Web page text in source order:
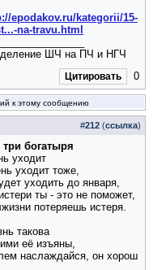
epodakov.ru/kategorii/15-
na-travu.html
ШЧ на ПЧ и НГЧ
Цитировать 0
к этому сообщению
#212 (ссылка)
три богатыря
уходит
уходит тоже,
уходить до января,
ты - это не поможет,
потеряешь истеря.
такова
её изъяны,
наслаждайся, он хорош